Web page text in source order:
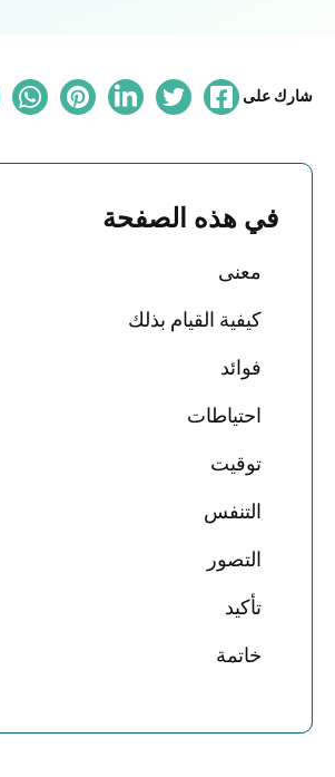
شارك على
في هذه الصفحة
معنى
كيفية القيام بذلك
فوائد
احتياطات
توقيت
التنفس
التصور
تأكيد
خاتمة